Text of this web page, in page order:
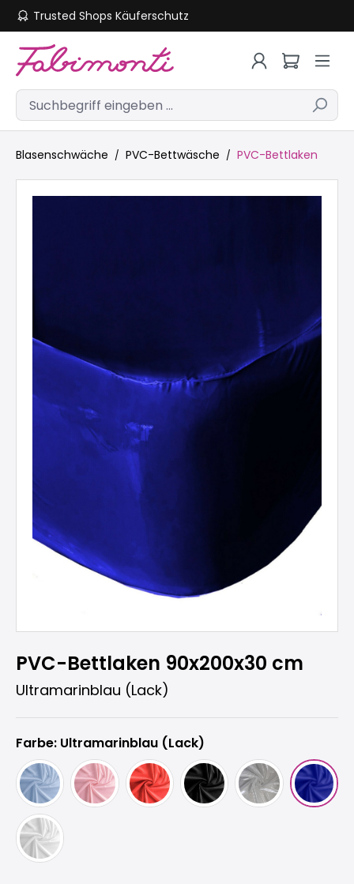
Zum Hauptinhalt springen
Trusted Shops Käuferschutz
Blasenschwäche PVC-Bettwäsche PVC-Bettlaken
PVC-Bettlaken 90x200x30 cm
Ultramarinblau (Lack)
Farbe: Ultramarinblau (Lack)